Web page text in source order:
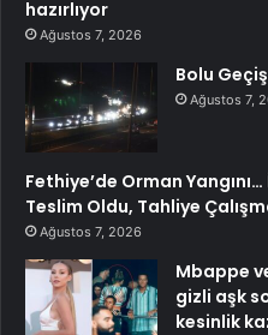
hazırlıyor
Ağustos 7, 2026
Bolu
Ağustos 7,
Fethiye’de Orman
Teslim Oldu, Tahliye
Ağustos 7, 2026
Mbappe
gizli aşk
kesinlik